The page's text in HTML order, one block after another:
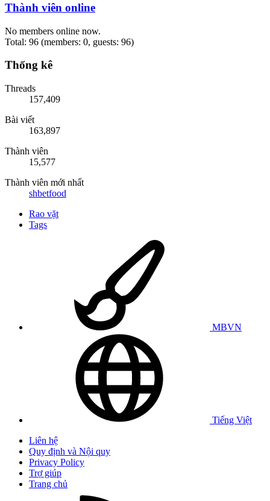
Thành viên online
No members online now.
Total: 96 (members: 0, guests: 96)
Thống kê
Threads
157,409
Bài viết
163,897
Thành viên
15,577
Thành viên mới nhất
shbetfood
Rao vặt
Tags
MBVN
Tiếng Việt
Liên hệ
Quy định và Nội quy
Privacy Policy
Trợ giúp
Trang chủ